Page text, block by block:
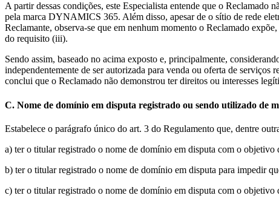
A partir dessas condições, este Especialista entende que o
pela marca DYNAMICS 365. Além disso, apesar de o sítio de rede
Reclamante, observa-se que em nenhum momento o Reclamado
do requisito (iii).
Sendo assim, baseado no acima exposto e, principalmente,
independentemente de ser autorizada para venda ou oferta de
conclui que o Reclamado não demonstrou ter direitos ou interesses
C. Nome de domínio em disputa registrado ou sendo utilizado de
Estabelece o parágrafo único do art. 3 do Regulamento que, dentre
a) ter o titular registrado o nome de domínio em disputa com o
b) ter o titular registrado o nome de domínio em disputa para impedir
c) ter o titular registrado o nome de domínio em disputa com o